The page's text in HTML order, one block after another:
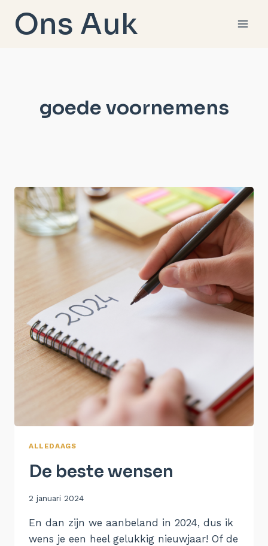
naarOns Auk
goede voornemens
ALLEDAAGS
De beste wensen
Door
2 januari 2024
En dan zijn we aanbeland in 2024, dus ik
wens je een heel gelukkig nieuwjaar! Of de